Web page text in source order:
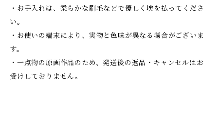
・お手入れは、柔らかな刷毛などで優しく埃を払ってくださ
い。
・お使いの端末により、実物と色味が異なる場合がございま
す。
・一点物の原画作品のため、発送後の返品・キャンセルはお
受けしておりません。